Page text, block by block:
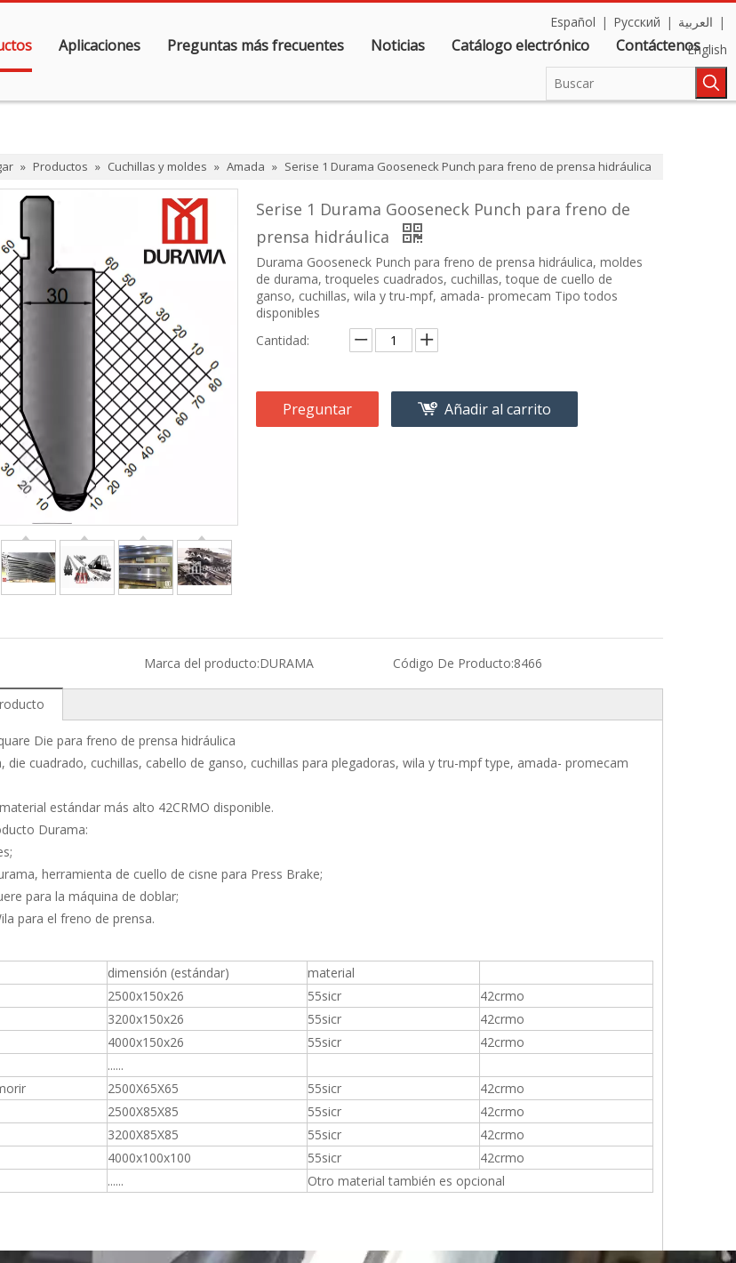
Aplicaciones Preguntas más frecuentes Noticias Catálogo electrónico Contáctenos
Español | Pусский | العربية |
English
» Productos » Cuchillas y moldes » Amada » Serise 1 Durama Gooseneck Punch para freno de prensa hidráulica
Serise 1 Durama Gooseneck Punch para freno de
prensa hidráulica
Durama Gooseneck Punch para freno de prensa hidráulica, moldes
de durama, troqueles cuadrados, cuchillas, toque de cuello de
ganso, cuchillas, wila y tru-mpf, amada- promecam Tipo todos
disponibles
Cantidad:
Preguntar Añadir al carrito
Marca del producto:DURAMA Código De Producto:8466
Die para freno de prensa hidráulica
die cuadrado, cuchillas, cabello de ganso, cuchillas para plegadoras, wila y tru-mpf type, amada- promecam
estándar más alto 42CRMO disponible.
Durama:
herramienta de cuello de cisne para Press Brake;
para la máquina de doblar;
para el freno de prensa.
dimensión (estándar)
material
2500x150x26 55sicr
42crmo
3200x150x26
55sicr
42crmo
4000x150x26
55sicr
42crmo
......
2500X65X65 55sicr
42crmo
2500X85X85
55sicr
42crmo
3200X85X85
55sicr
42crmo
4000x100x100
55sicr
42crmo
......
Otro material también es opcional